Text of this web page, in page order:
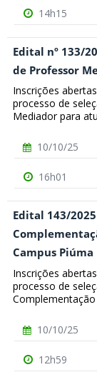
14h15
Edital nº 133/
de Professor
Inscrições
processo de
Mediador para
10/10/25
16h01
Edital 143/
Campus Piúma
Inscrições
processo de
10/10/25
12h59